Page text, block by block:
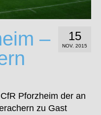
15
NOV. 2015
–
Pforzheim der an
zu Gast